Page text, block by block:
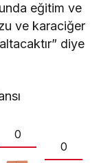
eğitim ve
ve karaciğer
diye
0
0